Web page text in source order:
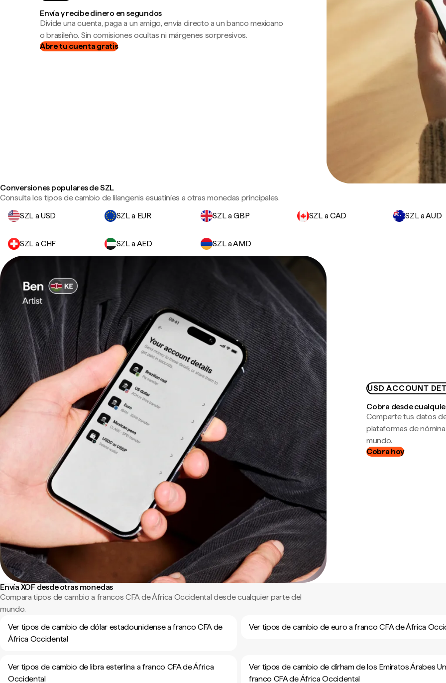
Envía y recibe dinero en segundos
Divide una cuenta, paga a un amigo, envía directo a un banco mexicano
o brasileño. Sin comisiones ocultas ni márgenes sorpresivos.
Abre tu cuenta gratis
Conversiones populares de SZL
Consulta los tipos de cambio de lilangenis esuatiníes a otras monedas principales.
SZL a USD
SZL a EUR SZL a GBP SZL a CAD SZL a AUD
SZL a CHF SZL a AED SZL a AMD
USD ACCOUNT
Cobra desde
Comparte tus datos
plataformas de
mundo.
Cobra hoy
Envía XOF desde otras monedas
Compara tipos de cambio a francos CFA de África Occidental desde cualquier parte del
mundo.
Ver tipos de cambio de dólar estadounidense a franco CFA de
África Occidental
Ver tipos de cambio de euro a franco CFA de África
Ver tipos de cambio de libra esterlina a franco CFA de África
Occidental
Ver tipos de cambio de dírham de los Emiratos Árabes
franco CFA de África Occidental